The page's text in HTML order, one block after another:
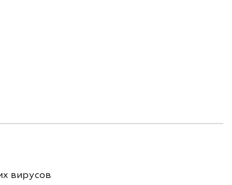
вирусов